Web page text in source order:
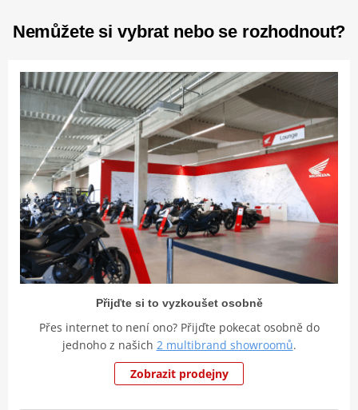
Nemůžete si vybrat nebo se rozhodnout?
Přijďte si to vyzkoušet osobně
Přes internet to není ono? Přijďte pokecat osobně do
jednoho z našich 2 multibrand showroomů.
Zobrazit prodejny